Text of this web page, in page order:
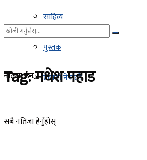
साहित्य
पुस्तक
प्रवासी नेपाली
नतिजा छैन
सबै नतिजा हेर्नुहोस्
Tag:मधेश पहाड